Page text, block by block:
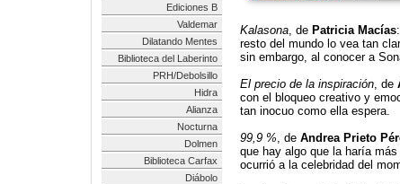
Ediciones B
Valdemar
Dilatando Mentes
Biblioteca del Laberinto
PRH/Debolsillo
Hidra
Alianza
Nocturna
Dolmen
Biblioteca Carfax
Diábolo
Kalasona, de Patricia Macías
resto del mundo lo vea tan
sin embargo, al conocer a
El precio de la inspiración, de
con el bloqueo creativo y
tan inocuo como ella espera.
99,9 %, de Andrea Prieto
que hay algo que la haría
ocurrió a la celebridad del